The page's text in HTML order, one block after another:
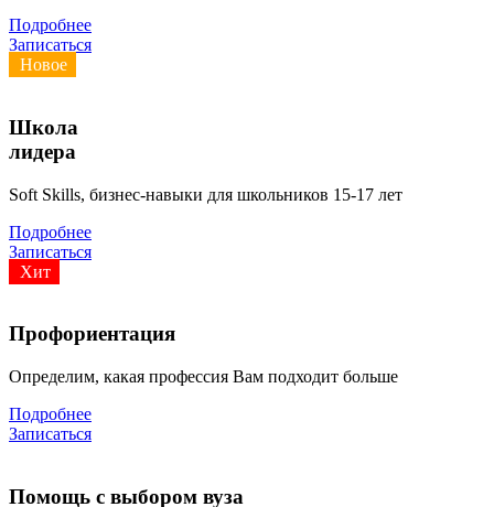
Подробнее
Записаться
Новое
Школа
лидера
Soft Skills, бизнес-навыки для школьников 15-17 лет
Подробнее
Записаться
Хит
Профориентация
Определим, какая профессия Вам подходит больше
Подробнее
Записаться
Помощь с выбором вуза